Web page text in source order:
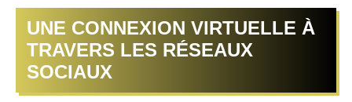
UNE CONNEXION VIRTUELLE À
TRAVERS LES RÉSEAUX
SOCIAUX